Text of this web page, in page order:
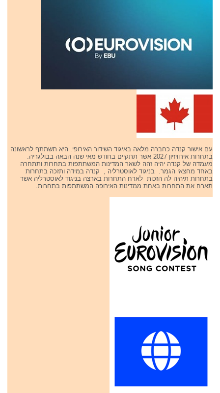
עם אישור קנדה כחברה מלאה באיגוד השידור האירופי. היא תשתתף לראשונה
בתחרות אירוויזיון 2027 אשר תתקיים בחודש מאי שנה הבאה בבולגריה.
מעמדה של קנדה יהיה זהה לשאר המדינות המשתתפות בתחרות ותתחרה
באחד מחצאי הגמר. בניגוד לאוסטרליה , קנדה במידה ותזכה בתחרות
בתחרות תיהיה לה הזכות לארח התחרות בארצה בניגוד לאוסטרליה אשר
תארח את התחרות באחת ממדינות האירופה המשתתפות בתחרות.